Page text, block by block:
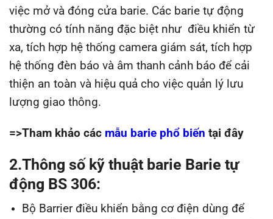
việc mở và đóng cửa barie. Các barie tự động
thường có tính năng đặc biệt như điều khiển từ
xa, tích hợp hệ thống camera giám sát, tích hợp
hệ thống đèn báo và âm thanh cảnh báo để cải
thiện an toàn và hiệu quả cho việc quản lý lưu
lượng giao thông.
=>Tham khảo các mẫu barie phổ biến tại đây
2.Thông số kỹ thuật barie Barie tự
động BS 306:
Bộ Barrier điều khiển bằng cơ điện dùng để